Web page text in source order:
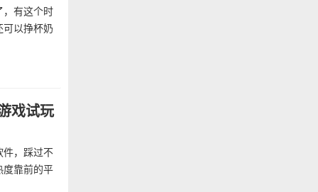
，有这个时
可以挣杯奶
戏试玩
件，踩过不
度靠前的平